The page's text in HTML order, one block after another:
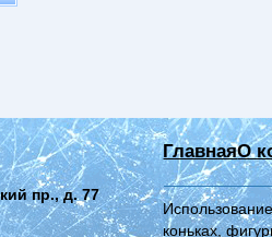
пр., д. 77
ГлавнаяО
коньках,